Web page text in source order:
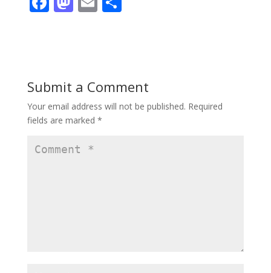
o
o
k
o
n
Submit a Comment
Your email address will not be published. Required
fields are marked *